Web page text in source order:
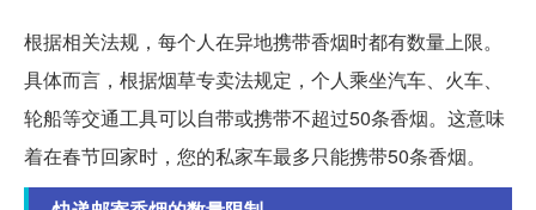
根据相关法规，每个人在异地携带香烟时都有数量上限。
具体而言，根据烟草专卖法规定，个人乘坐汽车、火车、
轮船等交通工具可以自带或携带不超过50条香烟。这意味
着在春节回家时，您的私家车最多只能携带50条香烟。